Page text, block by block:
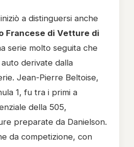
a distinguersi anche
Francese di Vetture di
serie molto seguita che
derivate dalla
Jean-Pierre Beltoise,
1, fu tra i primi a
della 505,
preparate da Danielson.
da competizione, con